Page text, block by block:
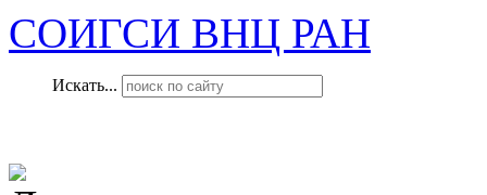
СОИГСИ ВНЦ РАН
Искать...